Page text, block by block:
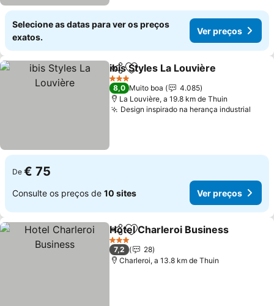
Selecione as datas para ver os preços
exatos.
Ver preços
PartilharAdicionar aos favoritos
ibis Styles La Louvière
3 Estrelas
8,0 Muito boa
4.085
La Louvière, a 19.8 km de Thuin
Design inspirado na herança industrial
De € 75
Consulte os preços de 10 sites Ver preços
PartilharAdicionar aos favoritos
Hotel Charleroi Business
3 Estrelas
7,2
28
Charleroi, a 13.8 km de Thuin